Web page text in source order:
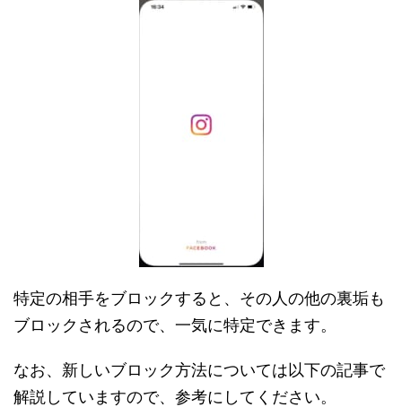
特定の相手をブロックすると、その人の他の裏垢も
ブロックされるので、一気に特定できます。
なお、新しいブロック方法については以下の記事で
解説していますので、参考にしてください。